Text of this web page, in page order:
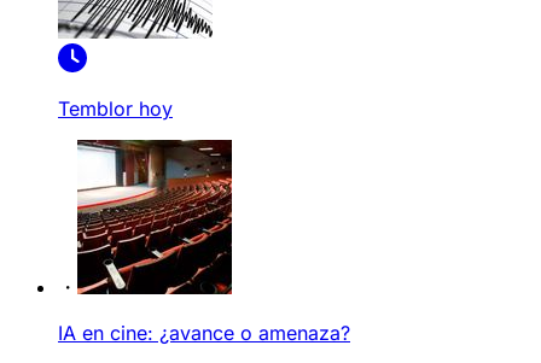
Temblor hoy
IA en cine: ¿avance o amenaza?